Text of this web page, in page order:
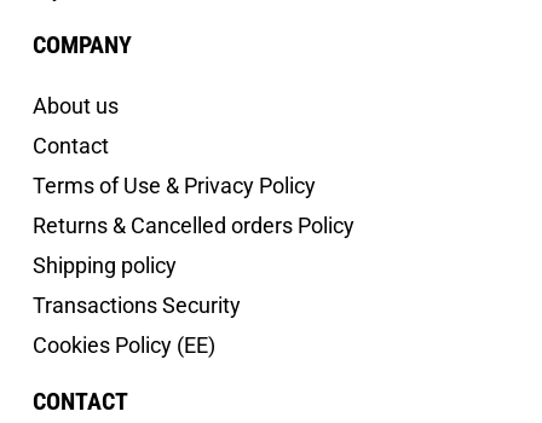
COMPANY
About us
Contact
Terms of Use & Privacy Policy
Returns & Cancelled orders Policy
Shipping policy
Transactions Security
Cookies Policy (EE)
CONTACT